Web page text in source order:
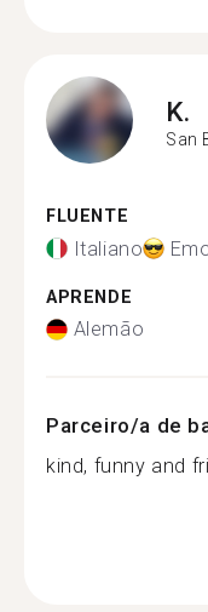
K.
San
FLUENTE
Italiano
APRENDE
Alemão
Parceiro/a de
kind, funny and